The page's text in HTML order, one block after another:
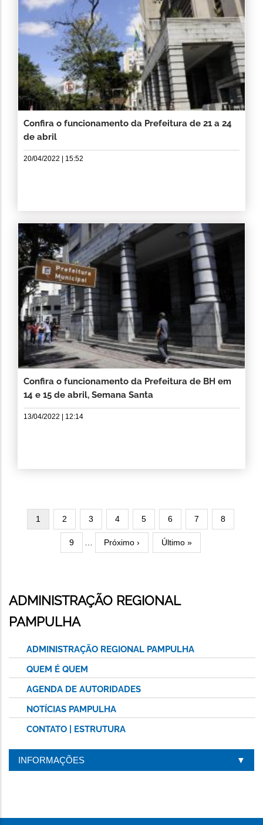
Confira o funcionamento da Prefeitura de 21 a 24
de abril
20/04/2022 | 15:52
Confira o funcionamento da Prefeitura de BH em
14 e 15 de abril, Semana Santa
13/04/2022 | 12:14
Página
atual
1 Página
2 Página
3 Página
4 Página
5 Página
6 Página
7 Página
8
Página
9 …
Próxima
página
Próximo ›
Última
página
Último »
ADMINISTRAÇÃO REGIONAL
PAMPULHA
ADMINISTRAÇÃO REGIONAL PAMPULHA
QUEM É QUEM
AGENDA DE AUTORIDADES
NOTÍCIAS PAMPULHA
CONTATO | ESTRUTURA
INFORMAÇÕES